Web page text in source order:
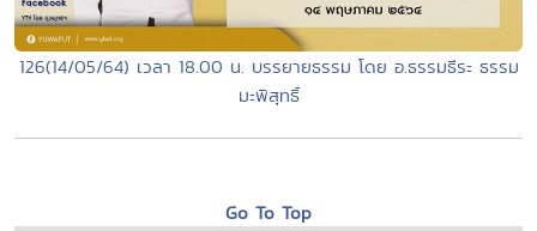
126(14/05/64) เวลา 18.00 น. บรรยายธรรม โดย อ.ธรรมธีระ ธรรม
มะพิสุทธิ์
Go To Top